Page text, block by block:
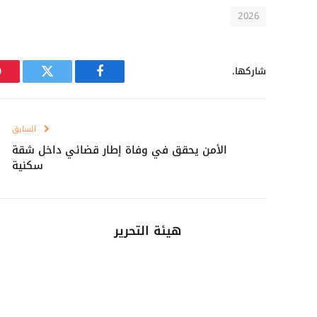
2026
شاركها.
فيسبوك تويتر
السابق
الأمن يحقق في وفاة إطار قضائي داخل شقة
سكنية
هيئة التحرير